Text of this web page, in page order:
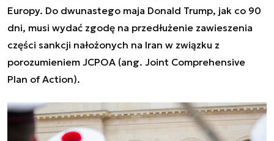
Europy. Do dwunastego maja Donald Trump, jak co 90
dni, musi wydać zgodę na przedłużenie zawieszenia
części sankcji nałożonych na Iran w związku z
porozumieniem JCPOA (ang. Joint Comprehensive
Plan of Action).